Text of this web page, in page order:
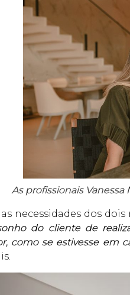
As profissionais Vanessa
necessidades dos
do cliente de
como se estivesse em